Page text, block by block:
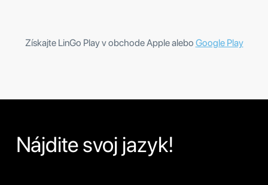
Získajte LinGo Play v obchode Apple alebo Google Play
Nájdite svoj jazyk!